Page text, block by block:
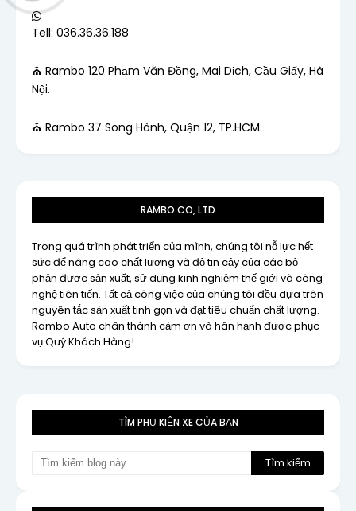
Tell: 036.36.36.188
⛪ Rambo 120 Phạm Văn Đồng, Mai Dịch, Cầu Giấy, Hà
Nội.
⛪ Rambo 37 Song Hành, Quận 12, TP.HCM.
RAMBO CO, LTD
Trong quá trình phát triển của mình, chúng tôi nỗ lực hết
sức để nâng cao chất lượng và độ tin cậy của các bộ
phận được sản xuất, sử dụng kinh nghiệm thế giới và công
nghệ tiên tiến. Tất cả công việc của chúng tôi đều dựa trên
nguyên tắc sản xuất tinh gọn và đạt tiêu chuẩn chất lượng.
Rambo Auto chân thành cảm ơn và hân hạnh được phục
vụ Quý Khách Hàng!
TÌM PHỤ KIỆN XE CỦA BẠN